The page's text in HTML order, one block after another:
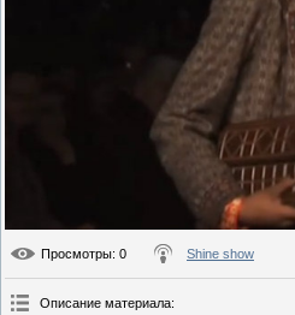
Просмотры: 0 Shine show
Описание материала: